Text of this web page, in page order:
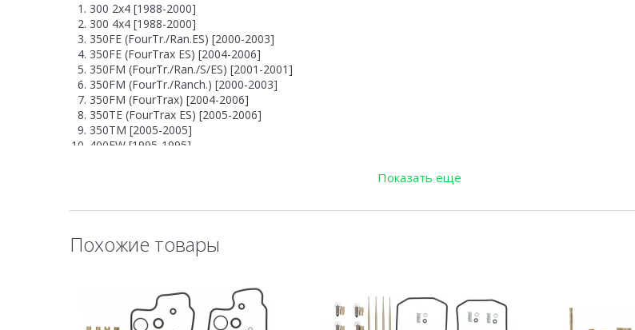
300 2x4 [1988-2000]
300 4x4 [1988-2000]
350FE (FourTr./Ran.ES) [2000-2003]
350FE (FourTrax ES) [2004-2006]
350FM (FourTr./Ran./S/ES) [2001-2001]
350FM (FourTr./Ranch.) [2000-2003]
350FM (FourTrax) [2004-2006]
350TE (FourTrax ES) [2005-2006]
350TM [2005-2005]
400FW [1995-1995]
Показать еще
Похожие товары